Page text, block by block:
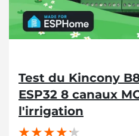
Test du Kincony
ESP32 8 canaux
l'irrigation